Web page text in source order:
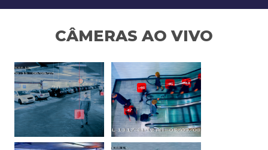
CÂMERAS AO VIVO